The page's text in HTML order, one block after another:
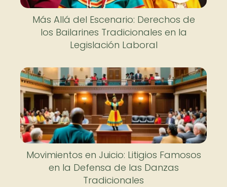
Más Allá del Escenario: Derechos de
los Bailarines Tradicionales en la
Legislación Laboral
Movimientos en Juicio: Litigios Famosos
en la Defensa de las Danzas
Tradicionales